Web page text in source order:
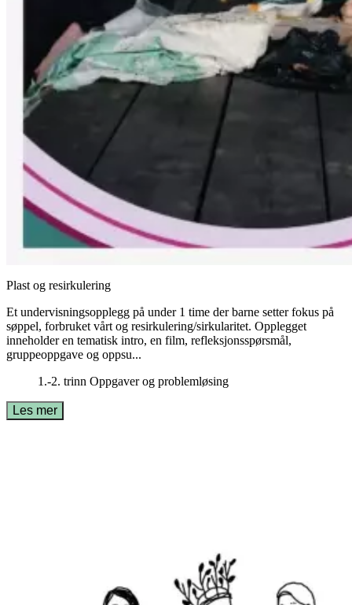
Plast og resirkulering
Et undervisningsopplegg på under 1 time der barne setter fokus på
søppel, forbruket vårt og resirkulering/sirkularitet. Opplegget
inneholder en tematisk intro, en film, refleksjonsspørsmål,
gruppeoppgave og oppsu...
1.-2. trinn Oppgaver og problemløsing
Les mer